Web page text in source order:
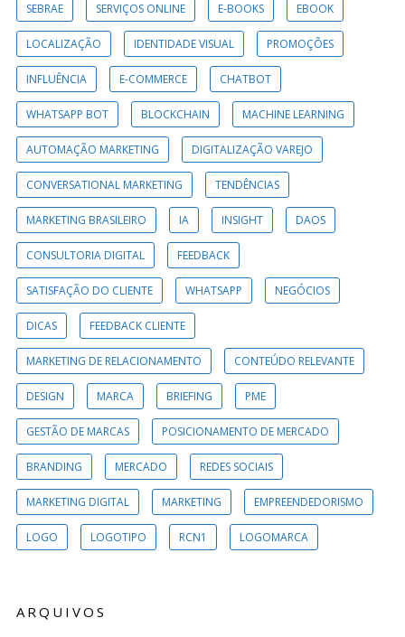
SEBRAE SERVIÇOS ONLINE E-BOOKS EBOOK
LOCALIZAÇÃO IDENTIDADE VISUAL PROMOÇÕES
INFLUÊNCIA E-COMMERCE CHATBOT
WHATSAPP BOT BLOCKCHAIN MACHINE LEARNING
AUTOMAÇÃO MARKETING DIGITALIZAÇÃO VAREJO
CONVERSATIONAL MARKETING TENDÊNCIAS
MARKETING BRASILEIRO IA INSIGHT DAOS
CONSULTORIA DIGITAL FEEDBACK
SATISFAÇÃO DO CLIENTE WHATSAPP NEGÓCIOS
DICAS FEEDBACK CLIENTE
MARKETING DE RELACIONAMENTO CONTEÚDO RELEVANTE
DESIGN MARCA BRIEFING PME
GESTÃO DE MARCAS POSICIONAMENTO DE MERCADO
BRANDING MERCADO REDES SOCIAIS
MARKETING DIGITAL MARKETING EMPREENDEDORISMO
LOGO LOGOTIPO RCN1 LOGOMARCA
ARQUIVOS